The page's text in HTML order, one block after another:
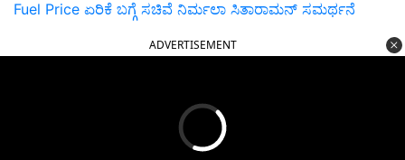
Fuel Price ಏರಿಕೆ ಬಗ್ಗೆ ಸಚಿವೆ ನಿರ್ಮಲಾ ಸಿತಾರಾಮನ್‌ ಸಮರ್ಥನೆ
ADVERTISEMENT